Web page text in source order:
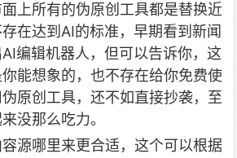
上所有的伪原创工具都是替换近
在达到AI的标准，早期看到新闻
编辑机器人，但可以告诉你，这
能想象的，也不存在给你免费使
原创工具，还不如直接抄袭，至
没那么吃力。
源哪里来更合适，这个可以根据